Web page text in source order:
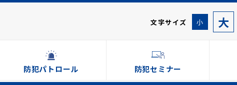
文字サイズ 小 大
防犯パトロール 防犯セミナー